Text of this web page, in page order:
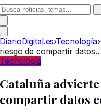
DiarioDigital.es›Tecnología›
riesgo de compartir datos…
Tecnología
Cataluña
compartir datos